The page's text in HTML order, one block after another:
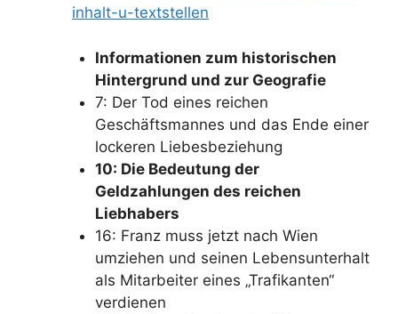
inhalt-u-textstellen
Informationen zum historischen
Hintergrund und zur Geografie
7: Der Tod eines reichen
Geschäftsmannes und das Ende einer
lockeren Liebesbeziehung
10: Die Bedeutung der
Geldzahlungen des reichen
Liebhabers
16: Franz muss jetzt nach Wien
umziehen und seinen Lebensunterhalt
als Mitarbeiter eines „Trafikanten“
verdienen